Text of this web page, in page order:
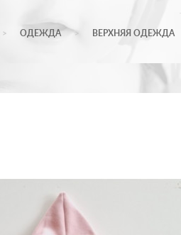
ОДЕЖДА ВЕРХНЯЯ ОДЕЖДА